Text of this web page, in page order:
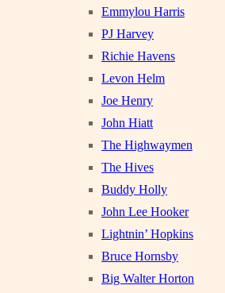
Emmylou Harris
PJ Harvey
Richie Havens
Levon Helm
Joe Henry
John Hiatt
The Highwaymen
The Hives
Buddy Holly
John Lee Hooker
Lightnin’ Hopkins
Bruce Hornsby
Big Walter Horton